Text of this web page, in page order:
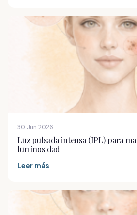
30 Jun 2026
Luz pulsada intensa (IPL) para
luminosidad
Leer más